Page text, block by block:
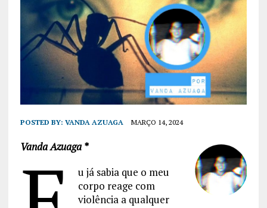
POSTED BY: VANDA AZUAGA MARÇO 14, 2024
Vanda Azuaga *
u já sabia que o meu
corpo reage com
violência a qualquer